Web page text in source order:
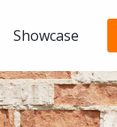
Showcase